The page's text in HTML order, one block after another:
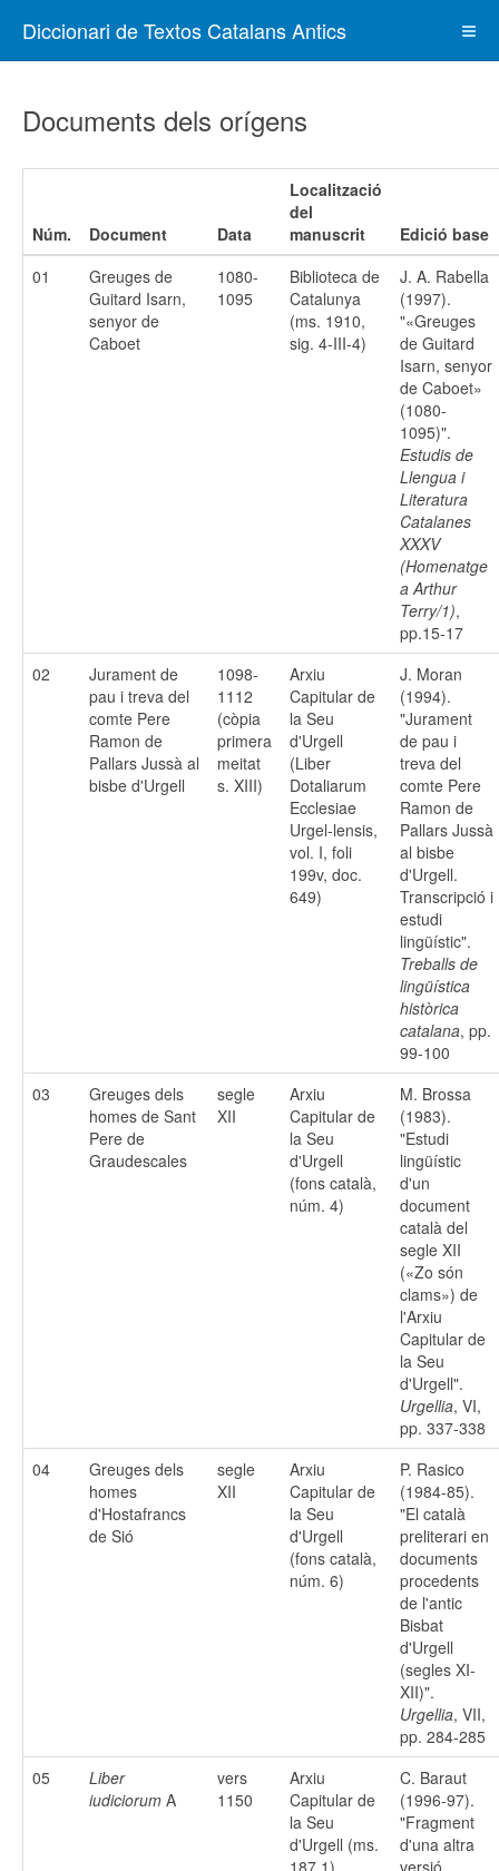
Diccionari de Textos Catalans Antics
Documents dels orígens
Núm. Document Data
Localització
del
manuscrit
Edició base
01
Greuges de
Guitard Isarn,
senyor de
Caboet
1080-
1095
Biblioteca de
Catalunya
(ms. 1910,
sig. 4-III-4)
J. A. Rabella
(1997).
"«Greuges
de Guitard
Isarn, senyor
de Caboet»
(1080-
1095)".
Estudis de
Llengua i
Literatura
Catalanes
XXXV
(Homenatge
a Arthur
Terry/1),
pp.15-17
02
Jurament de
pau i treva del
comte Pere
Ramon de
Pallars Jussà al
bisbe d'Urgell
1098-
1112
(còpia
primera
meitat
s. XIII)
Arxiu
Capitular de
la Seu
d'Urgell
(Liber
Dotaliarum
Ecclesiae
Urgel-lensis,
vol. I, foli
199v, doc.
649)
J. Moran
(1994).
"Jurament
de pau i
treva del
comte Pere
Ramon de
Pallars Jussà
al bisbe
d'Urgell.
Transcripció i
estudi
lingüístic".
Treballs de
lingüística
històrica
catalana, pp.
99-100
03
Greuges dels
homes de Sant
Pere de
Graudescales
segle
XII
Arxiu
Capitular de
la Seu
d'Urgell
(fons català,
núm. 4)
M. Brossa
(1983).
"Estudi
lingüístic
d'un
document
català del
segle XII
(«Zo són
clams») de
l'Arxiu
Capitular de
la Seu
d'Urgell".
Urgellia, VI,
pp. 337-338
04
Greuges dels
homes
d'Hostafrancs
de Sió
segle
XII
Arxiu
Capitular de
la Seu
d'Urgell
(fons català,
núm. 6)
P. Rasico
(1984-85).
"El català
preliterari en
documents
procedents
de l'antic
Bisbat
d'Urgell
(segles XI-
XII)".
Urgellia, VII,
pp. 284-285
05
Liber
iudiciorum A
vers
1150
Arxiu
Capitular de
la Seu
d'Urgell (ms.
187.1)
C. Baraut
(1996-97).
"Fragment
d'una altra
versió